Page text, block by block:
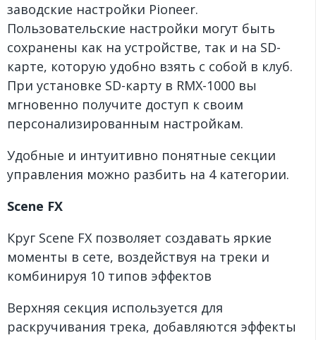
заводские настройки Pioneer.
Пользовательские настройки могут быть
сохранены как на устройстве, так и на SD-
карте, которую удобно взять с собой в клуб.
При установке SD-карту в RMX-1000 вы
мгновенно получите доступ к своим
персонализированным настройкам.
Удобные и интуитивно понятные секции
управления можно разбить на 4 категории.
Scene FX
Круг Scene FX позволяет создавать яркие
моменты в сете, воздействуя на треки и
комбинируя 10 типов эффектов
Верхняя секция используется для
раскручивания трека, добавляются эффекты